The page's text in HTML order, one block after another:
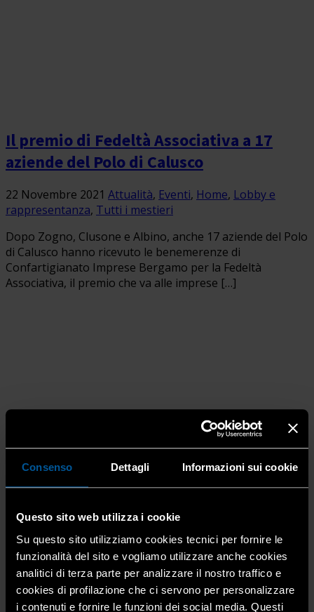
Consenso Dettagli Informazioni sui cookie
Questo sito web utilizza i cookie
Su questo sito utilizziamo cookies tecnici per fornire le
funzionalità del sito e vogliamo utilizzare anche cookies
analitici di terza parte per analizzare il nostro traffico e
cookies di profilazione che ci servono per personalizzare
i contenuti e fornire le funzioni dei social media. Questi
Il premio di Fedeltà Associativa a 17
aziende del Polo di Calusco
22 Novembre 2021 Attualità, Eventi, Home, Lobby e
rappresentanza, Tutti i mestieri
Dopo Zogno, Clusone e Albino, anche 17 aziende del Polo
di Calusco hanno ricevuto le benemerenze di
Confartigianato Imprese Bergamo per la Fedeltà
Associativa, il premio che va alle imprese […]
Presentata la 12^ edizione del PMI Day.
Al via gli incontri con gli imprenditori,
tra loro anche quelli di Confartigianato
22 Novembre 2021 Attualità,Education
Lobby e rappresentanza
È stata presentata, lo scorso 19 novembre, la 12^
edizione del PMI DAY, l’evento promosso dal Comitato
Piccola Industria di Confindustria Bergamo al quale da
alcuni anni partecipa anche Confartigianato […]